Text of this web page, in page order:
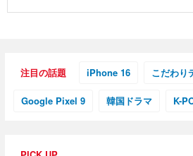
注目の話題 iPhone 16 こだわり
Google Pixel 9 韓国ドラマ K-